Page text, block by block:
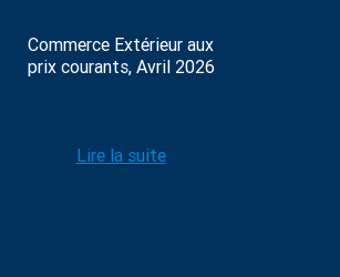
Commerce Extérieur aux
prix courants, Avril 2026
Lire la suite